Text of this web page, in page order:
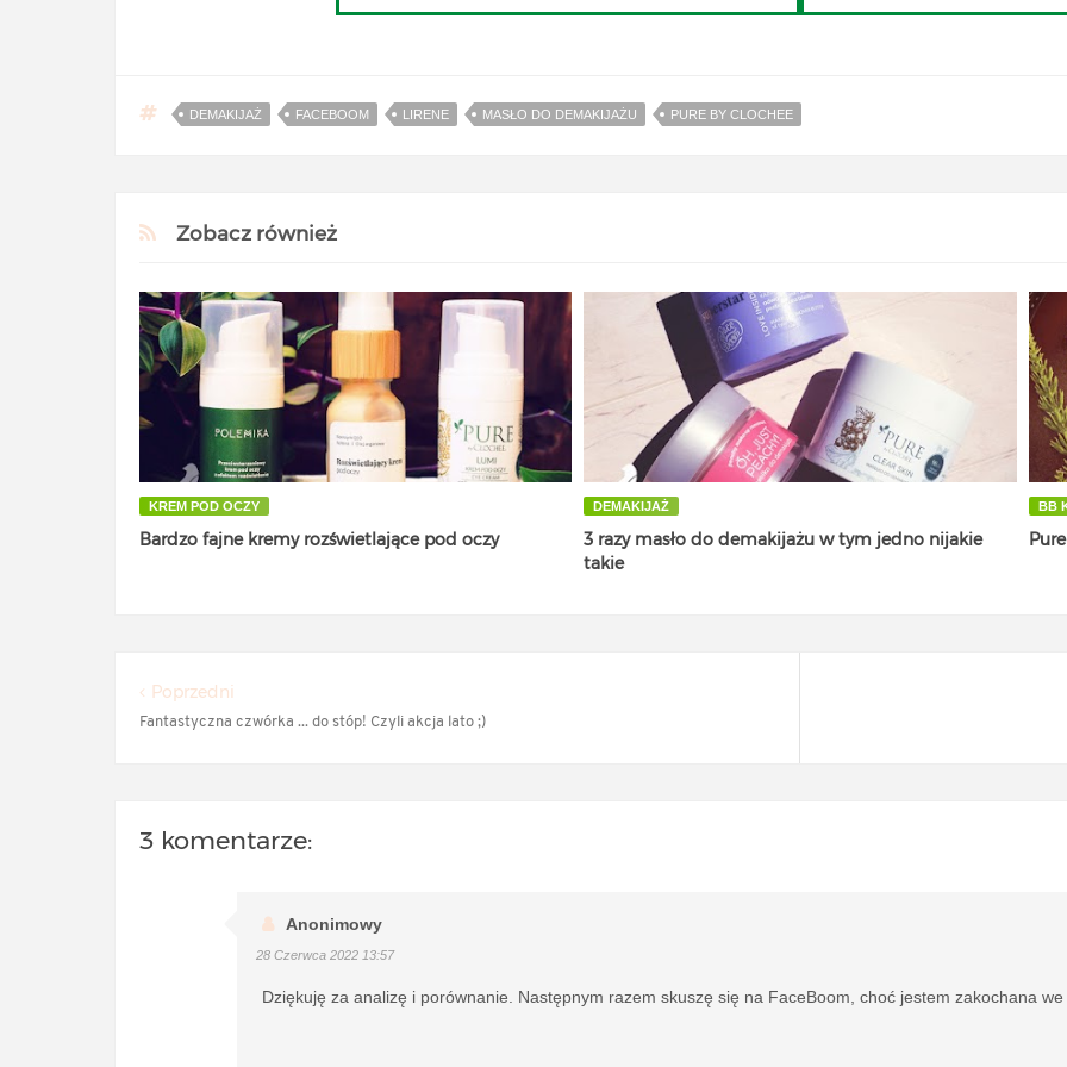
DEMAKIJAŻ FACEBOOM LIRENE MASŁO DO DEMAKIJAŻU PURE BY CLOCHEE
Zobacz również
KREM POD OCZY
Bardzo fajne kremy rozświetlające pod oczy
DEMAKIJAŻ
3 razy masło do demakijażu w tym jedno nijakie
takie
BB
Poprzedni
Fantastyczna czwórka ... do stóp! Czyli akcja lato ;)
3 komentarze:
Anonimowy
28 Czerwca 2022 13:57
Dziękuję za analizę i porównanie. Następnym razem skuszę się na FaceBoom, choć jestem zakochana